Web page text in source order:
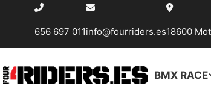
656 697 011info@fourriders.es18600
BMX RACE